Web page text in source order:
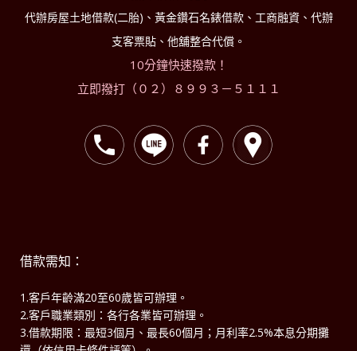
代辦房屋土地借款(二胎)、黃金鑽石名錶借款、工商融資、代辦
支客票貼、他舖整合代償。
10分鐘快速撥款！
立即撥打（０２）８９９３－５１１１
借款需知：
1.客戶年齡滿20至60歲皆可辦理。
2.客戶職業類別：各行各業皆可辦理。
3.借款期限：最短3個月、最長60個月；月利率2.5%本息分期攤